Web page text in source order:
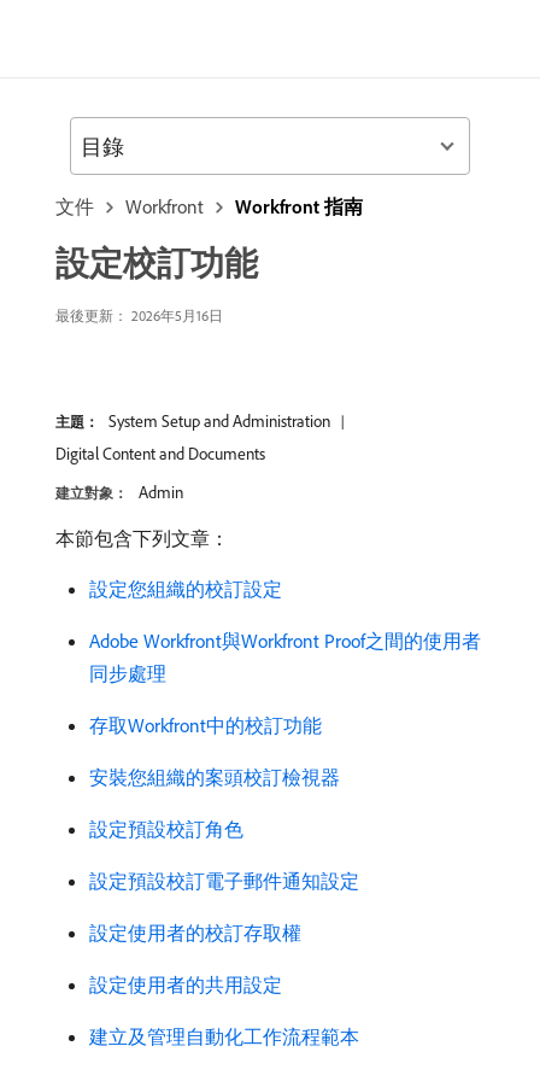
文件 Workfront Workfront 指南
設定校訂功能
最後更新： 2026年5月16日
主題：
System Setup and Administration
Digital Content and Documents
建立對象： Admin
本節包含下列文章：
設定您組織的校訂設定
Adobe Workfront與Workfront Proof之間的使用者
同步處理
存取Workfront中的校訂功能
安裝您組織的案頭校訂檢視器
設定預設校訂角色
設定預設校訂電子郵件通知設定
設定使用者的校訂存取權
設定使用者的共用設定
建立及管理自動化工作流程範本
目錄